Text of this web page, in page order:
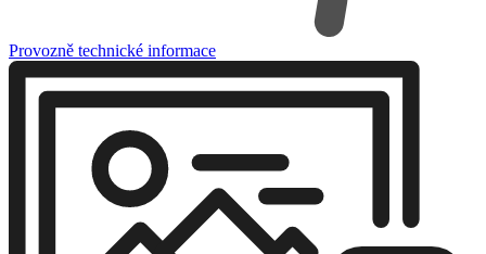
Provozně technické informace